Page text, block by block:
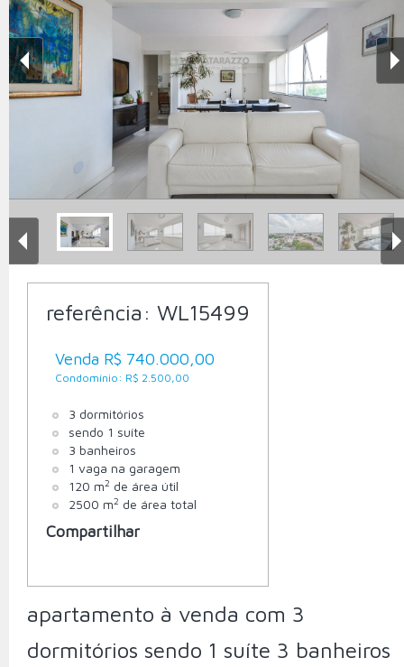
referência: WL15499
Venda R$ 740.000,00
Condomínio: R$ 2.500,00
3 dormitórios
sendo 1 suíte
3 banheiros
1 vaga na garagem
120 m2 de área útil
2500 m2 de área total
Compartilhar
apartamento à venda com 3
dormitórios sendo 1 suíte 3 banheiros